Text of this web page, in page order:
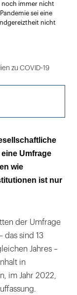
noch immer nicht
sei eine
nicht
zu COVID-19
ist nicht
Umfrage
wie
ist nur
der Umfrage
das sind 13
Jahres –
in
im Jahr 2022,